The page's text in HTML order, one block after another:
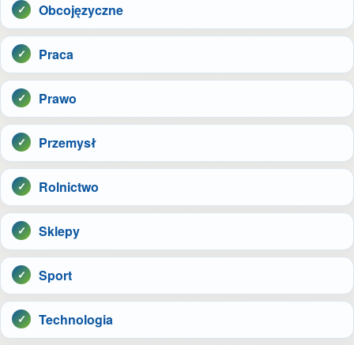
Obcojęzyczne
Praca
Prawo
Przemysł
Rolnictwo
Sklepy
Sport
Technologia